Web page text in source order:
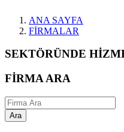
ANA SAYFA
FİRMALAR
SEKTÖRÜNDE
FİRMA ARA
Ara